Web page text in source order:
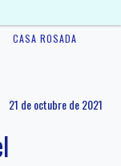
CASA ROSADA
21 de octubre de 2021